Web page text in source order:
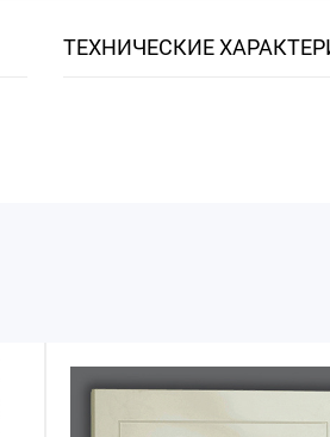
ТЕХНИЧЕСКИЕ